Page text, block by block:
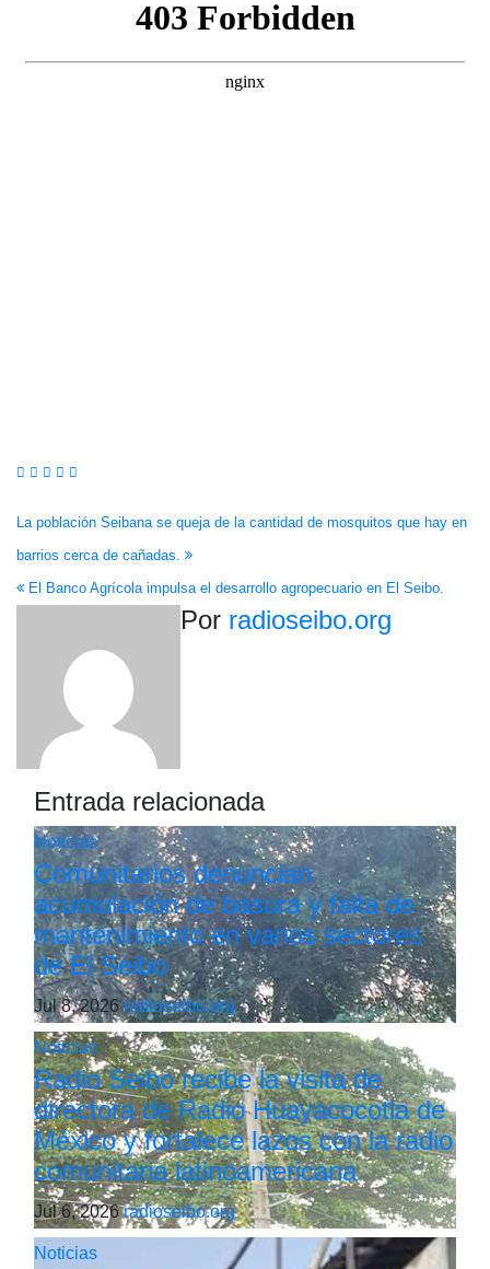
Navegación
de
entradas
La población Seibana se queja de la cantidad de mosquitos que hay en
barrios cerca de cañadas.
El Banco Agrícola impulsa el desarrollo agropecuario en El Seibo.
Por radioseibo.org
Entrada relacionada
Noticias
Comunitarios denuncian
acumulación de basura y falta de
mantenimiento en varios sectores
de El Seibo
Jul 8, 2026radioseibo.org
Noticias
Radio Seibo recibe la visita de
directora de Radio Huayacocotla de
México y fortalece lazos con la radio
comunitaria latinoamericana
Jul 6, 2026radioseibo.org
Noticias